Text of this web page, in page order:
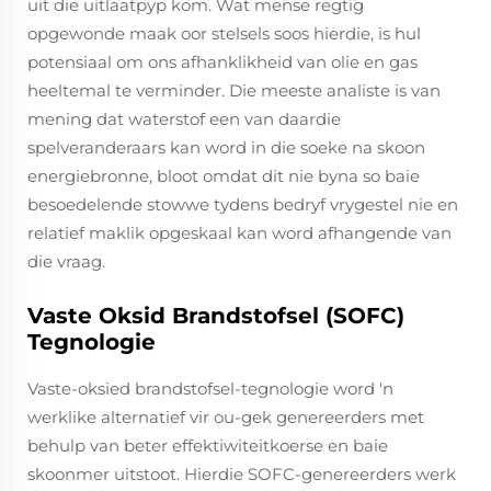
uit die uitlaatpyp kom. Wat mense regtig
opgewonde maak oor stelsels soos hierdie, is hul
potensiaal om ons afhanklikheid van olie en gas
heeltemal te verminder. Die meeste analiste is van
mening dat waterstof een van daardie
spelveranderaars kan word in die soeke na skoon
energiebronne, bloot omdat dit nie byna so baie
besoedelende stowwe tydens bedryf vrygestel nie en
relatief maklik opgeskaal kan word afhangende van
die vraag.
Vaste Oksid Brandstofsel (SOFC)
Tegnologie
Vaste-oksied brandstofsel-tegnologie word 'n
werklike alternatief vir ou-gek genereerders met
behulp van beter effektiwiteitkoerse en baie
skoonmer uitstoot. Hierdie SOFC-genereerders werk